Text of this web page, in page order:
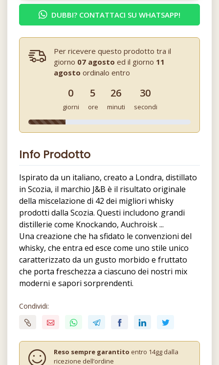
DUBBI? CONTATTACI SU WHATSAPP!
Per ricevere questo prodotto tra il
giorno 07 agosto ed il giorno 11
agosto ordinalo entro
0
giorni
5
ore
26
minuti
30
secondi
Info Prodotto
Ispirato da un italiano, creato a Londra, distillato
in Scozia, il marchio J&B è il risultato originale
della miscelazione di 42 dei migliori whisky
prodotti dalla Scozia. Questi includono grandi
distillerie come Knockando, Auchroisk ...
Una creazione che ha sfidato le convenzioni del
whisky, che entra ed esce come uno stile unico
caratterizzato da un gusto morbido e fruttato
che porta freschezza a ciascuno dei nostri mix
moderni e sapori sorprendenti.
Condividi:
Reso sempre garantito entro 14gg dalla
ricezione dell’ordine